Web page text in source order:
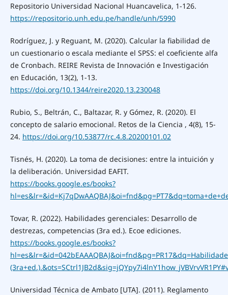
Repositorio Universidad Nacional Huancavelica, 1-126.
https://repositorio.unh.edu.pe/handle/unh/5990
Rodríguez, J. y Reguant, M. (2020). Calcular la fiabilidad de
un cuestionario o escala mediante el SPSS: el coeficiente alfa
de Cronbach. REIRE Revista de Innovación e Investigación
en Educación, 13(2), 1-13.
https://doi.org/10.1344/reire2020.13.230048
Rubio, S., Beltrán, C., Baltazar, R. y Gómez, R. (2020). El
concepto de salario emocional. Retos de la Ciencia , 4(8), 15-
24. https://doi.org/10.53877/rc.4.8.20200101.02
Tisnés, H. (2020). La toma de decisiones: entre la intuición y
la deliberación. Universidad EAFIT.
https://books.google.es/books?
Tovar, R. (2022). Habilidades gerenciales: Desarrollo de
destrezas, competencias (3ra ed.). Ecoe ediciones.
https://books.google.es/books?
Universidad Técnica de Ambato [UTA]. (2011). Reglamento